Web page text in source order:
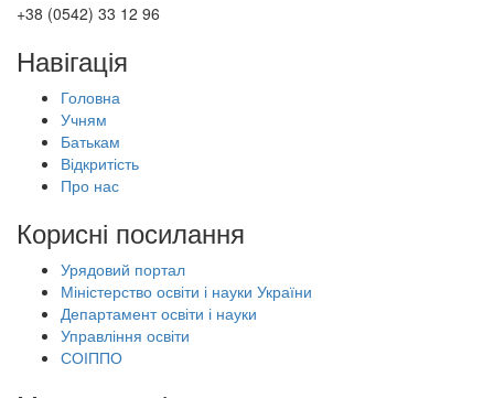
+38 (0542) 33 12 96
Навігація
Головна
Учням
Батькам
Відкритість
Про нас
Корисні посилання
Урядовий портал
Міністерство освіти і науки України
Департамент освіти і науки
Управління освіти
СОІППО